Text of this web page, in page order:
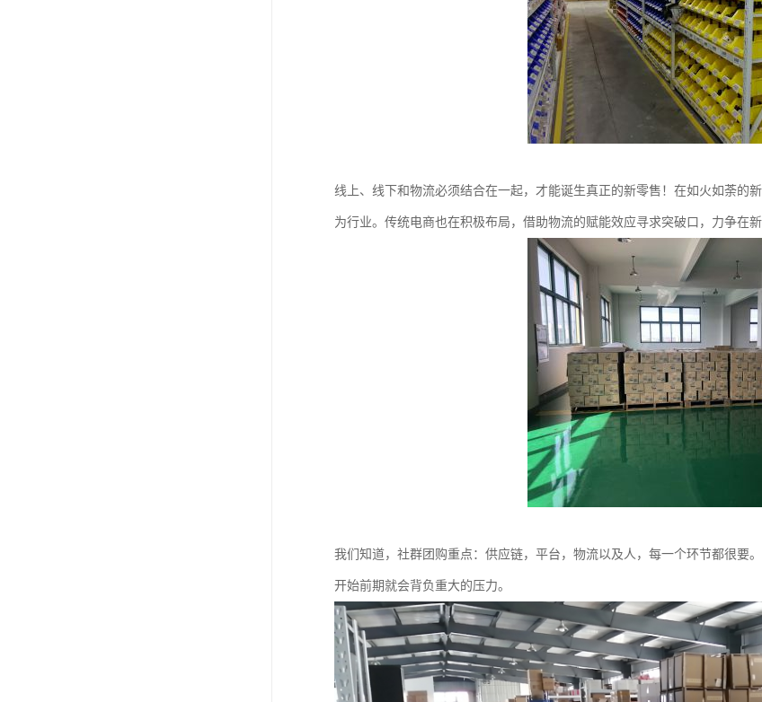
线上、线下和物流必须结合在一起，才能诞生真正的新零售！在如火如荼的
为行业。传统电商也在积极布局，借助物流的赋能效应寻求突破口，力争在新
我们知道，社群团购重点：供应链，平台，物流以及人，每一个环节都很要
开始前期就会背负重大的压力。